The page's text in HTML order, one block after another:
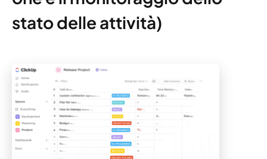
stato delle attività)